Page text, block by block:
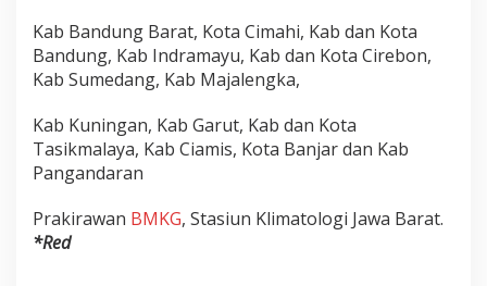
Kab Bandung Barat, Kota Cimahi, Kab dan Kota
Bandung, Kab Indramayu, Kab dan Kota Cirebon,
Kab Sumedang, Kab Majalengka,
Kab Kuningan, Kab Garut, Kab dan Kota
Tasikmalaya, Kab Ciamis, Kota Banjar dan Kab
Pangandaran
Prakirawan BMKG, Stasiun Klimatologi Jawa Barat.
*Red